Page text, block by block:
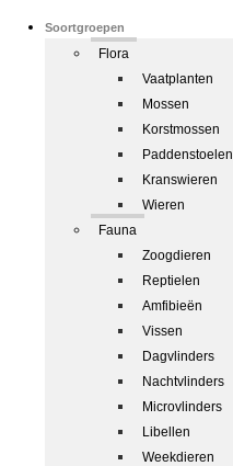
Soortgroepen
Flora
Vaatplanten
Mossen
Korstmossen
Paddenstoelen
Kranswieren
Wieren
Fauna
Zoogdieren
Reptielen
Amfibieën
Vissen
Dagvlinders
Nachtvlinders
Microvlinders
Libellen
Weekdieren